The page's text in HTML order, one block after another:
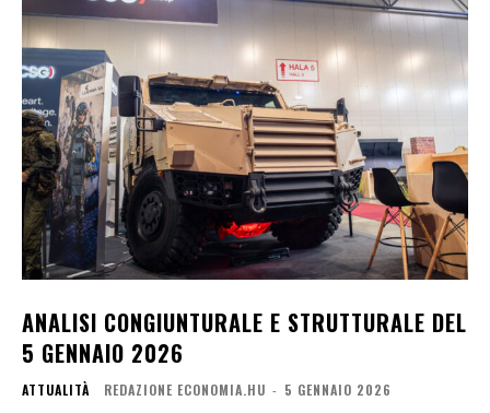
ANALISI CONGIUNTURALE E STRUTTURALE DEL
5 GENNAIO 2026
ATTUALITÀ REDAZIONE ECONOMIA.HU - 5 GENNAIO 2026